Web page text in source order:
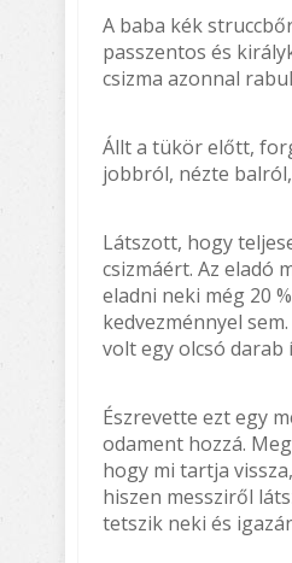
A baba kék
passzentos és
csizma azonnal
Állt a tükör előtt,
jobbról, nézte
Látszott, hogy
csizmáért. Az eladó
eladni neki még 20
kedvezménnyel
volt egy olcsó darab
Észrevette ezt egy
odament hozzá.
hogy mi tartja
hiszen messziről
tetszik neki és